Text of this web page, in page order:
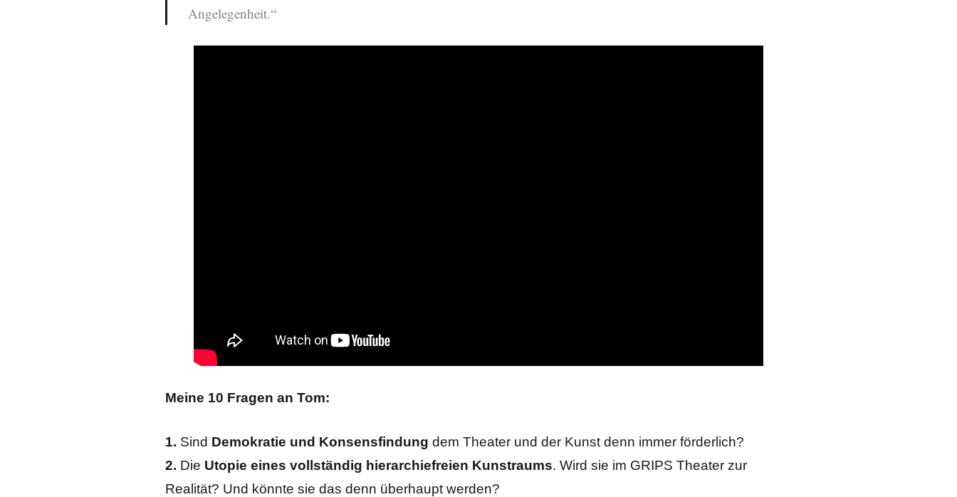
Angelegenheit.“
Meine 10 Fragen an Tom:
1. Sind Demokratie und Konsensfindung dem Theater und der Kunst denn immer förderlich?
2. Die Utopie eines vollständig hierarchiefreien Kunstraums. Wird sie im GRIPS Theater zur
Realität? Und könnte sie das denn überhaupt werden?